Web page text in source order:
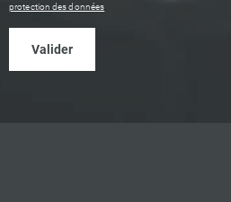
protection des données